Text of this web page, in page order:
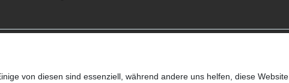
Artikelgruppe.
von diesen sind essenziell, während andere uns helfen, diese Website